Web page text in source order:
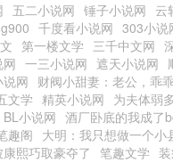
五二小说网 锤子小说网 云
千度看小说网 303小说
第一楼文学 三千中文网
一三小说网 遮天小说网
网 财阀小甜妻：老公，乖
文学 精英小说网 为夫体弱
BL小说网 酒厂卧底的我成了
趣阁 大明：我只想做一个小
熙巧取豪夺了 笔趣文学